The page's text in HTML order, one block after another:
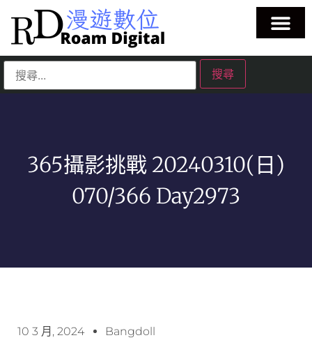
365攝影挑戰 20240310(日)
070/366 Day2973
10 3 月, 2024 Bangdoll